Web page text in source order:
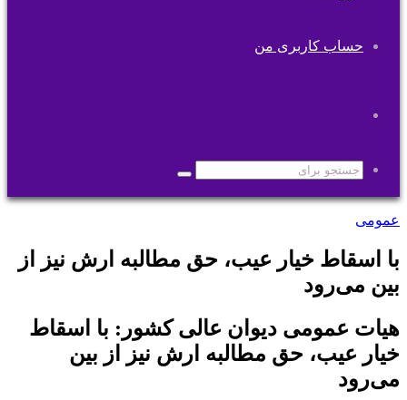
حساب کاربری من
پوسته
جستجو
برای
عمومی
با اسقاط خیار عیب، حق مطالبه ارش نیز از
بین می‌رود
هیات عمومی دیوان عالی کشور: با اسقاط
خیار عیب، حق مطالبه ارش نیز از بین
می‌رود